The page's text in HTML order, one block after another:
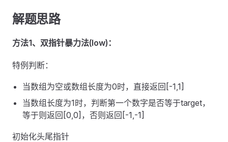
解题思路
方法1、双指针暴力法(low)：
特例判断：
当数组为空或数组长度为0时，直接返回[-1,1]
当数组长度为1时，判断第一个数字是否等于target，
等于则返回[0,0]，否则返回[-1,-1]
初始化头尾指针